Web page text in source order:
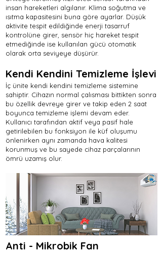
insan hareketleri algılanır. Klima soğutma ve
ısıtma kapasitesini buna göre ayarlar. Düşük
aktivite tespit edildiğinde enerji tasarruf
kontrolüne girer, sensör hiç hareket tespit
etmediğinde ise kullanılan gücü otomatik
olarak orta seviyeye düşürür.
Kendi Kendini Temizleme İşlevi
İç ünite kendi kendini temizleme sistemine
sahiptir. Cihazın normal çalısması bittikten sonra
bu özellik devreye girer ve takip eden 2 saat
boyunca temizleme işlemi devam eder.
Kullanıcı tarafından aktif veya pasif hale
getirilebilen bu fonksiyon ile küf oluşumu
önlenirken aynı zamanda hava kalitesi
korunmuş ve bu sayede cihaz parçalarının
ömrü uzamış olur.
Anti - Mikrobik Fan